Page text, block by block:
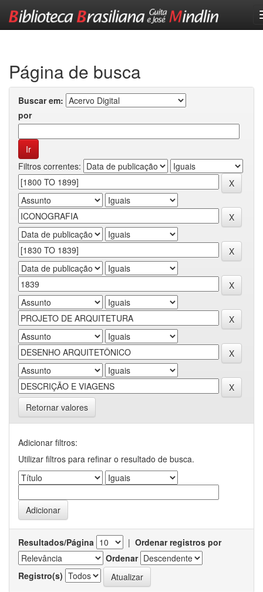
Página de busca
Buscar em:
por
Filtros correntes:
Retornar valores
Adicionar filtros:
Utilizar filtros para refinar o resultado de busca.
Resultados/Página | Ordenar registros por
Ordenar
Registro(s)